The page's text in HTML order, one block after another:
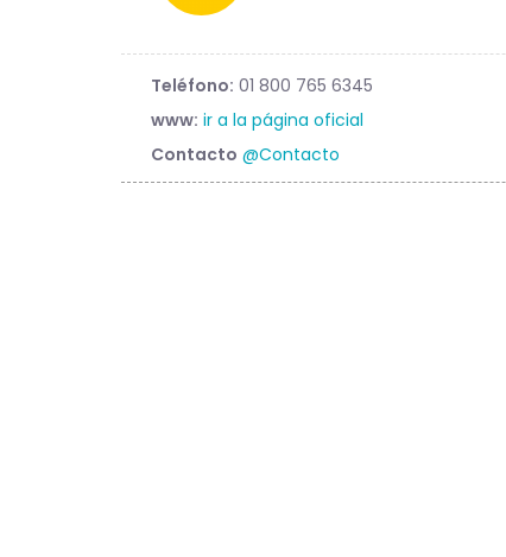
Teléfono: 01 800 765 6345
www: ir a la página oficial
Contacto @Contacto